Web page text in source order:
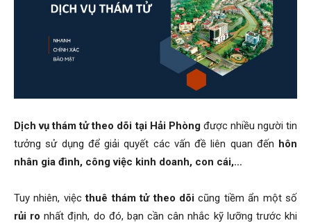
Phong,
thám
Dịch vụ thám tử theo dõi tại Hải Phòngđược nhiều người tin
tưởng sử dụng để giải quyết các vấn đề liên quan đến hôn
nhân gia đình, công việc kinh doanh, con cái,…
Tuy nhiên, việcthuê thám tử theo dõicũng tiềm ẩn một số
rủi ro nhất định, do đó, bạn cần cân nhắc kỹ lưỡng trước khi